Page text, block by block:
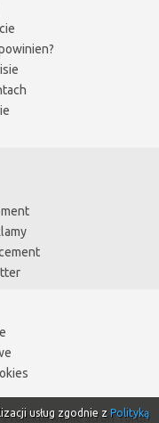
Projektowanie stron Toruń
usług zgodnie z Polityką